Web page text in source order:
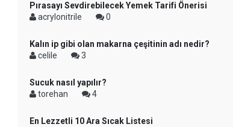
Pırasayı Sevdirebilecek Yemek Tarifi Önerisi
acrylonitrile
0
Kalın ip gibi olan makarna çeşitinin adı nedir?
celile
3
Sucuk nasıl yapılır?
torehan
4
En Lezzetli 10 Ara Sıcak Listesi